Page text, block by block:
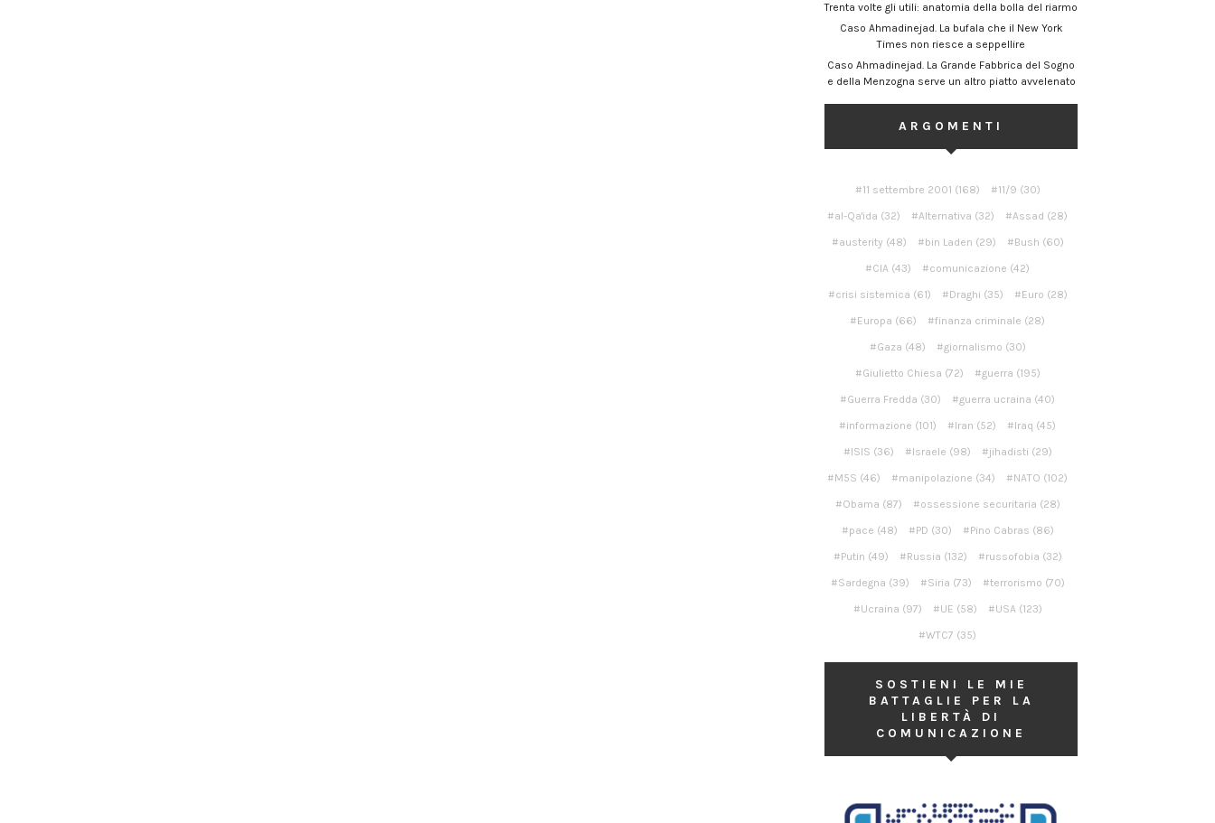
Trenta volte gli utili: anatomia della bolla del riarmo
Caso Ahmadinejad. La bufala che il New York
Times non riesce a seppellire
Caso Ahmadinejad. La Grande Fabbrica del Sogno
e della Menzogna serve un altro piatto avvelenato
ARGOMENTI
11 settembre 2001 (168) 11/9 (30)
al-Qa'ida (32) Alternativa (32) Assad (28)
austerity (48) bin Laden (29) Bush (60)
CIA (43) comunicazione (42)
crisi sistemica (61) Draghi (35) Euro (28)
Europa (66) finanza criminale (28)
Gaza (48) giornalismo (30)
Giulietto Chiesa (72) guerra (195)
Guerra Fredda (30) guerra ucraina (40)
informazione (101) Iran (52) Iraq (45)
ISIS (36) Israele (98) jihadisti (29)
M5S (46) manipolazione (34) NATO (102)
Obama (87) ossessione securitaria (28)
pace (48) PD (30) Pino Cabras (86)
Putin (49) Russia (132) russofobia (32)
Sardegna (39) Siria (73) terrorismo (70)
Ucraina (97) UE (58) USA(123)
WTC7 (35)
SOSTIENI LE MIE
BATTAGLIE PER LA
LIBERTÀ DI
COMUNICAZIONE